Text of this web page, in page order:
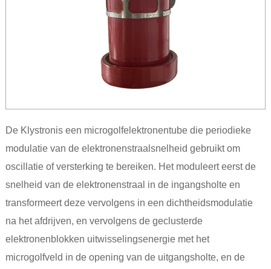
De Klystronis een microgolfelektronentube die periodieke
modulatie van de elektronenstraalsnelheid gebruikt om
oscillatie of versterking te bereiken. Het moduleert eerst de
snelheid van de elektronenstraal in de ingangsholte en
transformeert deze vervolgens in een dichtheidsmodulatie
na het afdrijven, en vervolgens de geclusterde
elektronenblokken uitwisselingsenergie met het
microgolfveld in de opening van de uitgangsholte, en de